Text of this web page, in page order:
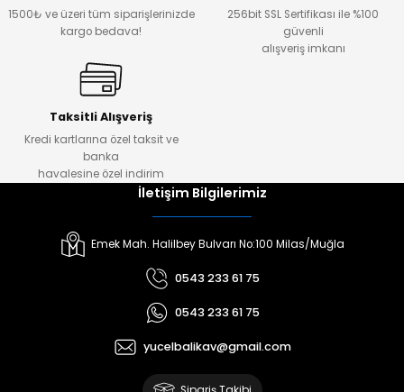
1500₺ ve üzeri tüm siparişlerinizde
kargo bedava!
256bit SSL Sertifikası ile %100
güvenli
alışveriş imkanı
Taksitli Alışveriş
Kredi kartlarına özel taksit ve
banka
havalesine özel indirim
İletişim Bilgilerimiz
Emek Mah. Halilbey Bulvarı No:100 Milas/Muğla
0543 233 61 75
0543 233 61 75
yucelbalikav@gmail.com